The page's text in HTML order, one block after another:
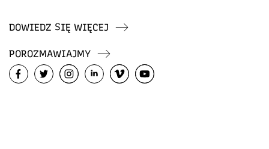
DOWIEDZ SIĘ WIĘCEJ
POROZMAWIAJMY